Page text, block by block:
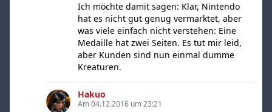
Ich möchte damit sagen: Klar, Nintendo
hat es nicht gut genug vermarktet, aber
was viele einfach nicht verstehen: Eine
Medaille hat zwei Seiten. Es tut mir leid,
aber Kunden sind nun einmal dumme
Kreaturen.
Hakuo
Am 04.12.2016 um 23:21